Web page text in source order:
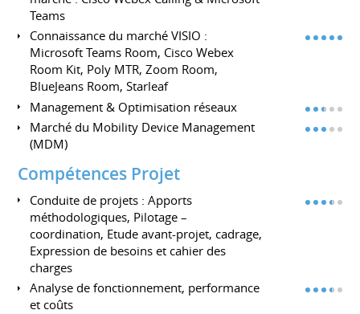
Teams
Connaissance du marché VISIO :
Microsoft Teams Room, Cisco Webex
Room Kit, Poly MTR, Zoom Room,
BlueJeans Room, Starleaf
Management & Optimisation réseaux
Marché du Mobility Device Management
(MDM)
Compétences Projet
Conduite de projets : Apports
méthodologiques, Pilotage –
coordination, Etude avant-projet, cadrage,
Expression de besoins et cahier des
charges
Analyse de fonctionnement, performance
et coûts